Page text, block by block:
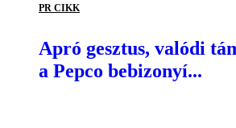
PR CIKK
Apró gesztus, valódi
a Pepco bebizonyí...